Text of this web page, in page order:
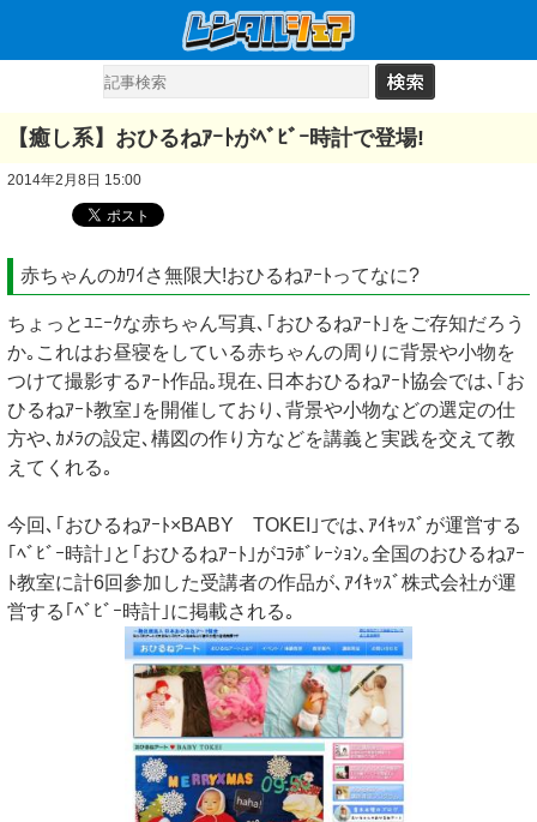
【癒し系】おひるねｱｰﾄがﾍﾞﾋﾞｰ時計で登場!
2014年2月8日 15:00
赤ちゃんのｶﾜｲさ無限大!おひるねｱｰﾄってなに?
ちょっとﾕﾆｰｸな赤ちゃん写真､｢おひるねｱｰﾄ｣をご存知だろう
か｡これはお昼寝をしている赤ちゃんの周りに背景や小物を
つけて撮影するｱｰﾄ作品｡現在､日本おひるねｱｰﾄ協会では､｢お
ひるねｱｰﾄ教室｣を開催しており､背景や小物などの選定の仕
方や､ｶﾒﾗの設定､構図の作り方などを講義と実践を交えて教
えてくれる｡
今回､｢おひるねｱｰﾄ×BABY TOKEI｣では､ｱｲｷｯｽﾞが運営する
｢ﾍﾞﾋﾞｰ時計｣と｢おひるねｱｰﾄ｣がｺﾗﾎﾞﾚｰｼｮﾝ｡全国のおひるねｱｰ
ﾄ教室に計6回参加した受講者の作品が､ｱｲｷｯｽﾞ株式会社が運
営する｢ﾍﾞﾋﾞｰ時計｣に掲載される｡